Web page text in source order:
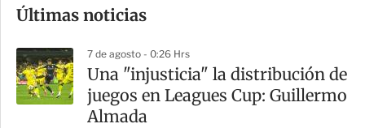
m
a
r
t
Últimas noticias
7 de agosto - 0:26 Hrs
Una "injusticia" la distribución de
juegos en Leagues Cup: Guillermo
Almada